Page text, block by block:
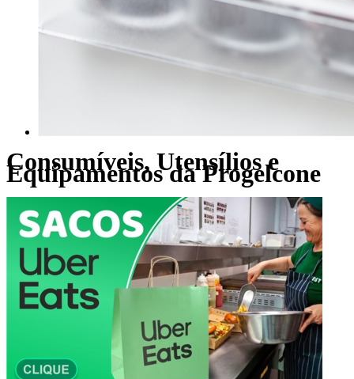
Consumíveis, Utensílios e
Equipamentos da Progelcone